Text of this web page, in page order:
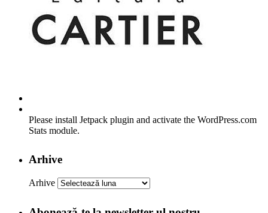
Please install Jetpack plugin and activate the WordPress.com
Stats module.
Arhive
Arhive